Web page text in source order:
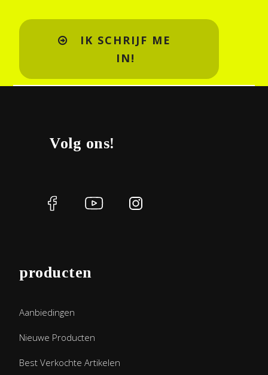
IK SCHRIJF ME
IN!
Volg ons!
producten
Aanbiedingen
Nieuwe Producten
Best Verkochte Artikelen